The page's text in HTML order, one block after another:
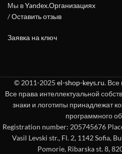
Мы вYandex.Организациях
/Оставить отзыв
Заявка на ключ
© 2011-2025 el-shop-keys.ru.
Все права интеллектуальной
знаки и логотипы принадлежат
программного
Registration number: 205745676
Vasil Levski str., Fl. 2, 1142 Sofia,
Pomorie, Ribarska st. 8,